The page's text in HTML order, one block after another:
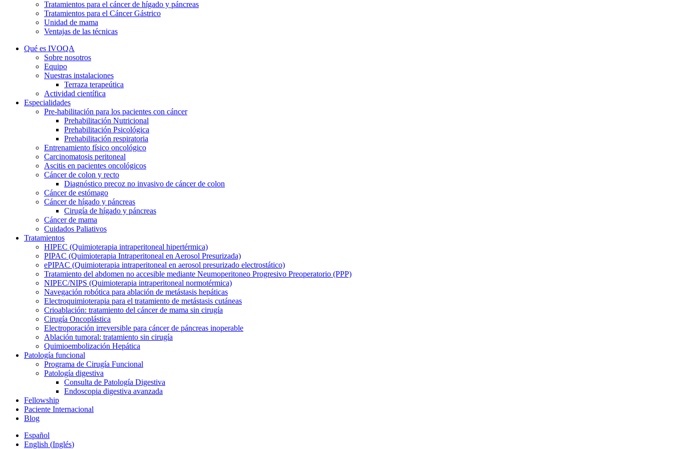
Tratamientos para el cáncer de hígado y páncreas
Tratamientos para el Cáncer Gástrico
Unidad de mama
Ventajas de las técnicas
Qué es IVOQA
Sobre nosotros
Equipo
Nuestras instalaciones
Terraza terapeútica
Actividad científica
Especialidades
Pre-habilitación para los pacientes con cáncer
Prehabilitación Nutricional
Prehabilitación Psicológica
Prehabilitación respiratoria
Entrenamiento físico oncológico
Carcinomatosis peritoneal
Ascitis en pacientes oncológicos
Cáncer de colon y recto
Diagnóstico precoz no invasivo de cáncer de colon
Cáncer de estómago
Cáncer de hígado y páncreas
Cirugía de hígado y páncreas
Cáncer de mama
Cuidados Paliativos
Tratamientos
HIPEC (Quimioterapia intraperitoneal hipertérmica)
PIPAC (Quimioterapia Intraperitoneal en Aerosol Presurizada)
ePIPAC (Quimioterapia intraperitoneal en aerosol presurizado electrostático)
Tratamiento del abdomen no accesible mediante Neumoperitoneo Progresivo Preoperatorio (PPP)
NIPEC/NIPS (Quimioterapia intraperitoneal normotérmica)
Navegación robótica para ablación de metástasis hepáticas
Electroquimioterapia para el tratamiento de metástasis cutáneas
Crioablación: tratamiento del cáncer de mama sin cirugía
Cirugía Oncoplástica
Electroporación irreversible para cáncer de páncreas inoperable
Ablación tumoral: tratamiento sin cirugía
Quimioembolización Hepática
Patología funcional
Programa de Cirugía Funcional
Patología digestiva
Consulta de Patología Digestiva
Endoscopia digestiva avanzada
Fellowship
Paciente Internacional
Blog
Español
English (Inglés)